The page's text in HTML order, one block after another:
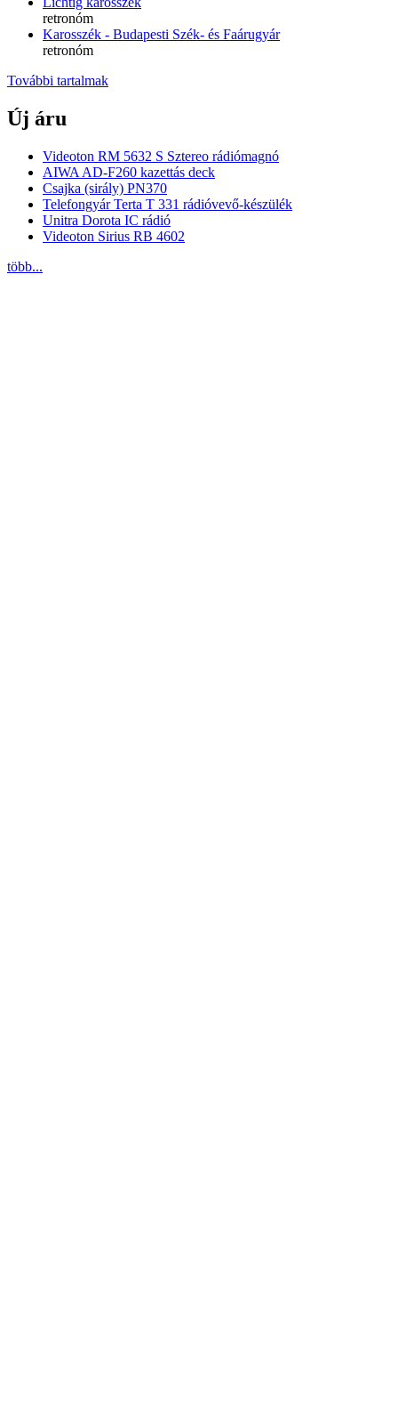
retronóm
Karosszék - Budapesti Szék- és Faárugyár
retronóm
További tartalmak
Új áru
Videoton RM 5632 S Sztereo rádiómagnó
AIWA AD-F260 kazettás deck
Csajka (sirály) PN370
Telefongyár Terta T 331 rádióvevő-készülék
Unitra Dorota IC rádió
Videoton Sirius RB 4602
több...